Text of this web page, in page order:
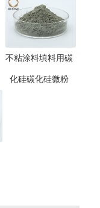
不粘涂料填料用碳
化硅碳化硅微粉